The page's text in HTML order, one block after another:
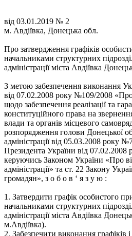
від 03.01.2019 № 2
м. Авдіївка, Донецька обл.
Про затвердження графіків
начальниками структурних
адміністрації міста Авдіївка
З метою забезпечення виконання
від 07.02.2008 року №109/2008
щодо забезпечення реалізації та
конституційного права на
влади та органів місцевого
розпорядження голови Донецької
адміністрації від 05.03.2008 року
Президента України від
керуючись Законом України «Про
адміністрації» та ст. 22 Закону
громадян», з о б о в ‘ я з у ю :
1. Затвердити графік особистого
начальниками структурних
адміністрації міста Авдіївка
м.Авдіївка).
2. Забезпечити виконання графіків